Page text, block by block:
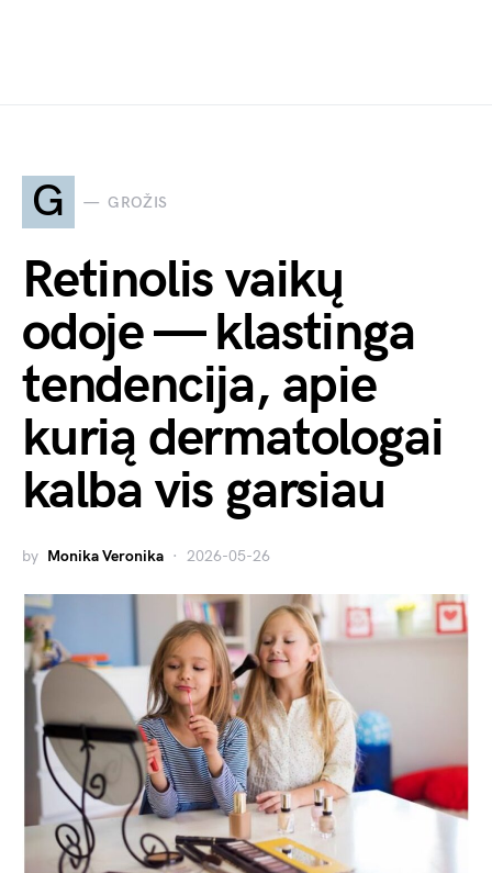
G GROŽIS
Retinolis vaikų
odoje — klastinga
tendencija, apie
kurią dermatologai
kalba vis garsiau
by Monika Veronika 2026-05-26